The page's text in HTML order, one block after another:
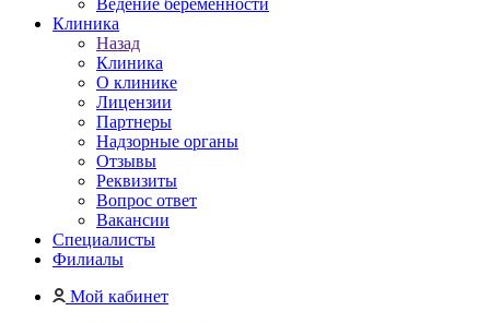
Ведение беременности
Клиника
Назад
Клиника
О клинике
Лицензии
Партнеры
Надзорные органы
Отзывы
Реквизиты
Вопрос ответ
Вакансии
Специалисты
Филиалы
Мой кабинет